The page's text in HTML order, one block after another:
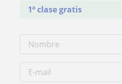
1ª clase gratis